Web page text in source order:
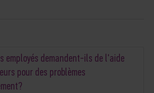
employés demandent-ils de l'aide
pour des problèmes